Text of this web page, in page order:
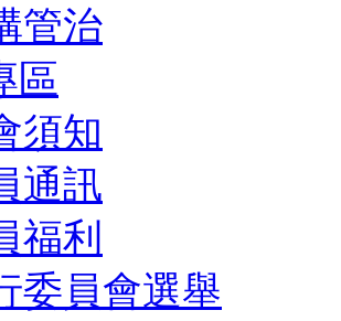
管治
區
須知
通訊
福利
委員會選舉